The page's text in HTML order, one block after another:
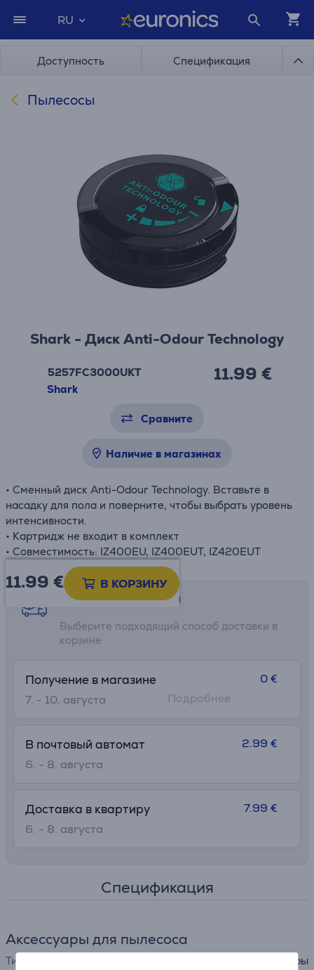
RU
Доступность Спецификация
Пылесосы
Shark - Диск Anti-Odour Technology
5257FC3000UKT
Shark
11.99 €
Сравните
Наличие в магазинах
• Сменный диск Anti-Odour Technology. Вставьте в
насадку для пола и поверните, чтобы выбрать уровень
интенсивности.
• Картридж не входит в комплект
• Совместимость: IZ400EU, IZ400EUT, IZ420EUT
11.99 € В КОРЗИНУ
Возможности доставки
Выберите подходящий способ доставки в
корзине
Получение в магазине
7. - 10. августа
0 €
Подробнее
В почтовый автомат
6. - 8. августа
2.99 €
Доставка в квартиру
6. - 8. августа
7.99 €
Спецификация
Аксессуары для пылесоса
Тип другие аксессуары